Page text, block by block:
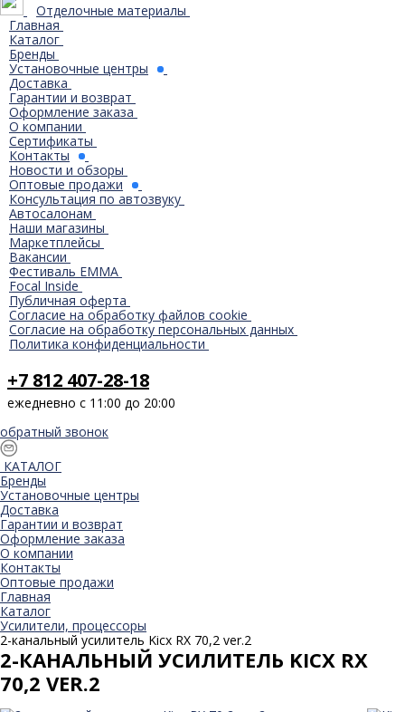
Отделочные материалы
Главная
Каталог
Бренды
Установочные центры
Доставка
Гарантии и возврат
Оформление заказа
О компании
Сертификаты
Контакты
Новости и обзоры
Оптовые продажи
Консультация по автозвуку
Автосалонам
Наши магазины
Маркетплейсы
Вакансии
Фестиваль EMMA
Focal Inside
Публичная оферта
Согласие на обработку файлов cookie
Согласие на обработку персональных данных
Политика конфиденциальности
+7 812 407-28-18
ежедневно с 11:00 до 20:00
обратный звонок
КАТАЛОГ
Бренды
Установочные центры
Доставка
Гарантии и возврат
Оформление заказа
О компании
Контакты
Оптовые продажи
Главная
Каталог
Усилители, процессоры
2-канальный усилитель Kicx RX 70,2 ver.2
2-КАНАЛЬНЫЙ УСИЛИТЕЛЬ KICX RX
70,2 VER.2